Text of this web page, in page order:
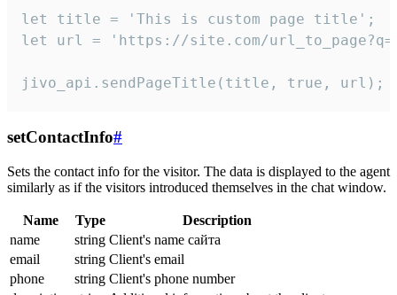
let title = 'This is custom page title';
let url = 'https://site.com/
jivo_api.sendPageTitle(title, true, url);
setContactInfo#
Sets the contact info for the visitor. The data is displayed to the agent
similarly as if the visitors introduced themselves in the chat window.
Name Type
Description
name
string Client's name сайта
email
string Client's email
phone
string Client's phone number